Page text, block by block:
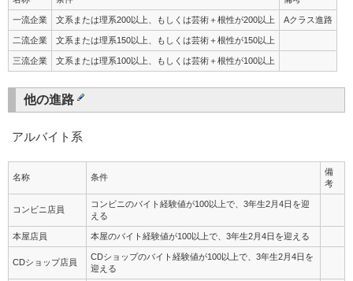
一流企業 文系または理系200以上、もしくは芸術＋根性が200以上 Aクラス進路
二流企業 文系または理系150以上、もしくは芸術＋根性が150以上
三流企業 文系または理系100以上、もしくは芸術＋根性が100以上
他の進路
アルバイト系
名称 条件
備
考
コンビニ店員
コンビニのバイト経験値が100以上で、3年生2月4日を迎
える
本屋店員 本屋のバイト経験値が100以上で、3年生2月4日を迎える
CDショップ店員
CDショップのバイト経験値が100以上で、3年生2月4日を
迎える